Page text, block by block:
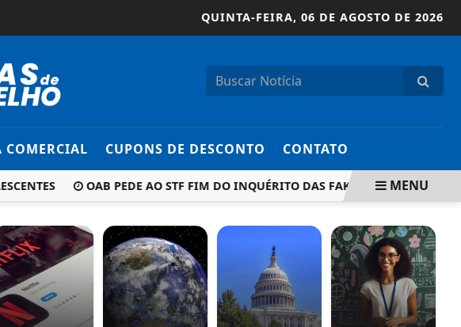
QUINTA-FEIRA, 06 DE AGOSTO DE 2026
COMERCIAL CUPONS DE DESCONTO CONTATO
OAB PEDE AO STF FIM DO INQUÉRITO DAS FAKE NEWS E CITA
MENU